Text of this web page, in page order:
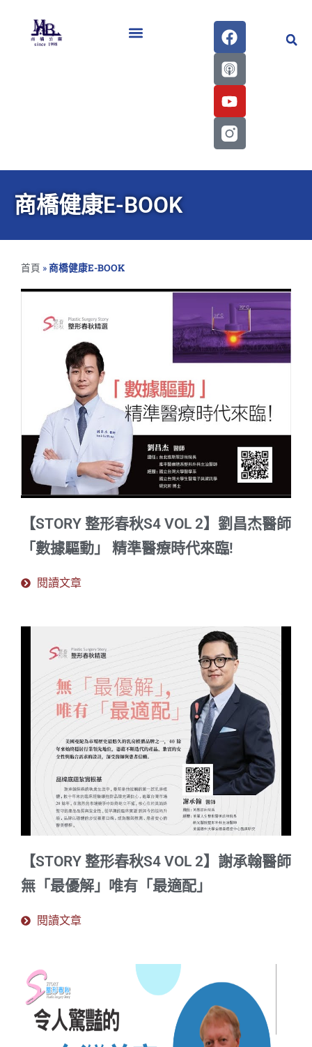
商橋健康E-BOOK
首頁 »商橋健康E-BOOK
【STORY 整形春秋S4 VOL 2】劉昌杰醫師
「數據驅動」 精準醫療時代來臨!
閱讀文章
【STORY 整形春秋S4 VOL 2】謝承翰醫師
無「最優解」唯有「最適配」
閱讀文章